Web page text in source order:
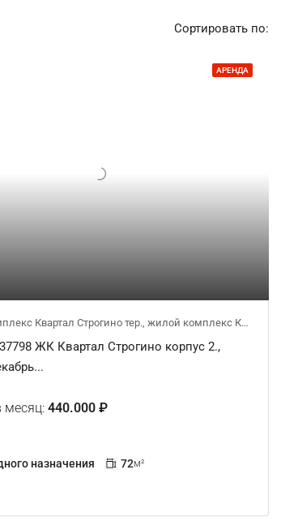
Сортировать по:
АРЕНДА
жилой комплекс Квартал Строгино тер., жилой комплекс Квартал Строгино тер., к2
ЖК Квартал Строгино корпус 2.,
месяц: 440.000 ₽
назначения 72м²